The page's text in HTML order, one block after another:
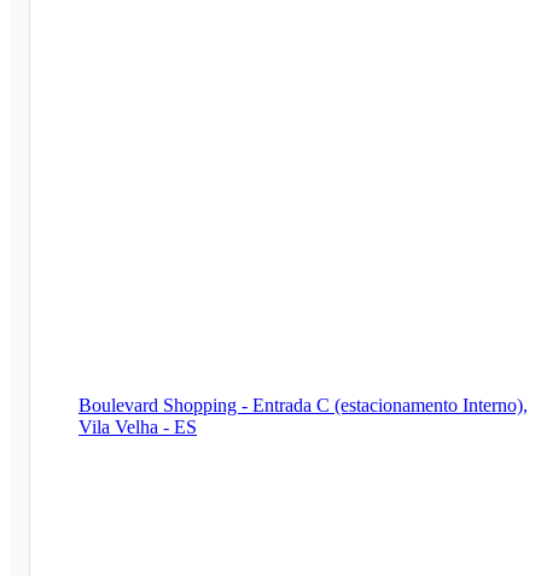
Boulevard Shopping - Entrada C (estacionamento Interno),
Vila Velha - ES